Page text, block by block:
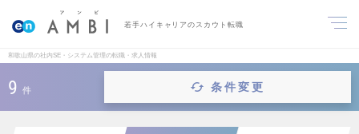
若手ハイキャリアのスカウト転職
和歌山県の社内SE・システム管理の転職・求人情報
9 件 条件変更